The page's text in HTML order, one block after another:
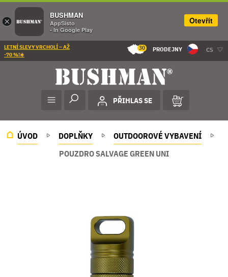
LETNÍ SLEVY VRCHOLÍ – AŽ
-70 %!☀️
30 PRODEJNY CS
PŘIHLAS SE
ÚVOD DOPLŇKY
OUTDOOROVÉ VYBAVENÍ
POUZDRO SALVAGE GREEN UNI
×
BUSHMAN
AppSisto
- In Google Play
Otevřít